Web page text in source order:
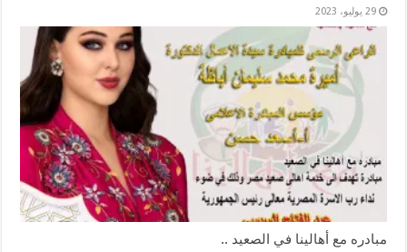
29 يوليو، 2023
مبادره مع أهالينا في الصعيد ..